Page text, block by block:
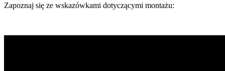
Zapoznaj się ze wskazówkami dotyczącymi montażu: